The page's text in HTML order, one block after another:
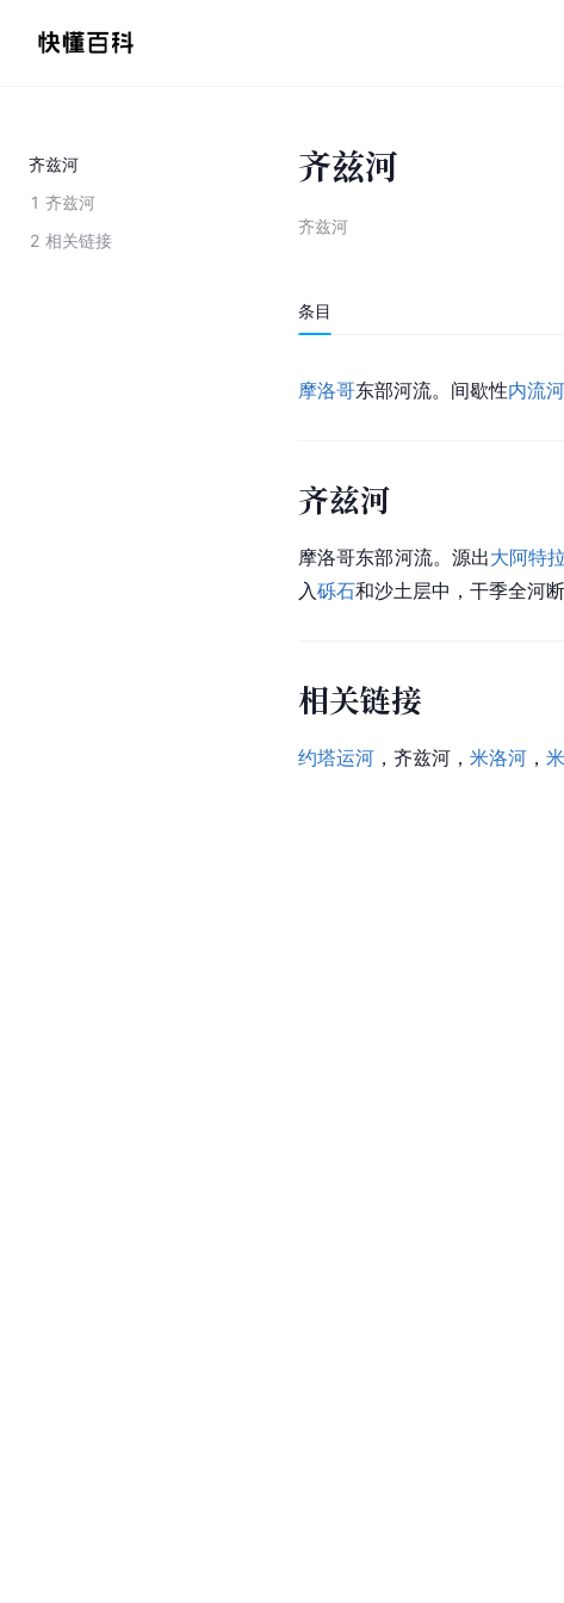
齐兹河
1 齐兹河
2 相关链接
齐兹河
齐兹河
条目
摩洛哥东部河流。间歇性内流河
齐兹河
摩洛哥东部河流。源出大阿特
入砾石和沙土层中，干季全河
相关链接
约塔运河 ，齐兹河， 米洛河 ，